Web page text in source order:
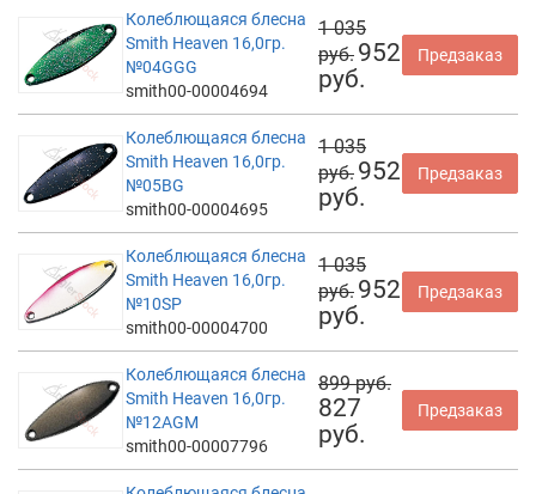
Колеблющаяся блесна
Smith Heaven 16,0гр.
№04GGG
smith00-00004694
1 035
руб. 952
руб.
Предзаказ
Колеблющаяся блесна
Smith Heaven 16,0гр.
№05BG
smith00-00004695
1 035
руб. 952
руб.
Предзаказ
Колеблющаяся блесна
Smith Heaven 16,0гр.
№10SP
smith00-00004700
1 035
руб. 952
руб.
Предзаказ
Колеблющаяся блесна
Smith Heaven 16,0гр.
№12AGM
smith00-00007796
899 руб.
827
руб.
Предзаказ